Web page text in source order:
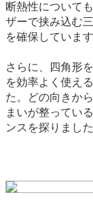
断熱性について
ザーで挟み込む
を確保しています
さらに、四角形
を効率よく使え
た。どの向きか
まいが整ってい
ンスを探りました